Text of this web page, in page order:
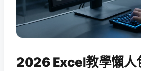
2026 Excel教學懶人